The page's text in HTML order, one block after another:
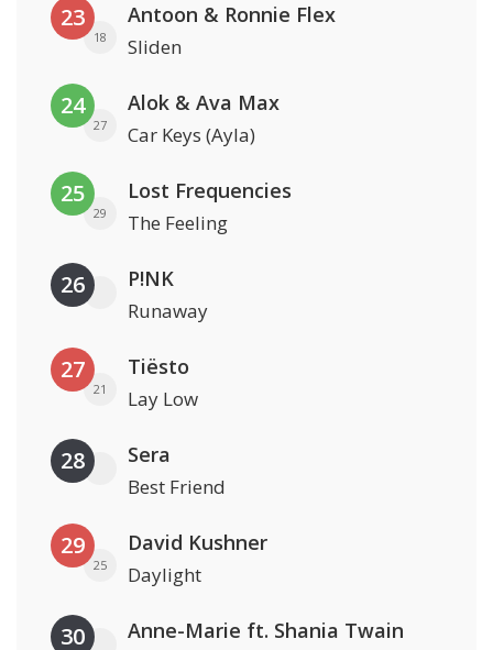
23
18
Antoon & Ronnie Flex
Sliden
24
27
Alok & Ava Max
Car Keys (Ayla)
25
29
Lost Frequencies
The Feeling
26 P!NK
Runaway
27
21
Tiësto
Lay Low
28 Sera
Best Friend
29
25
David Kushner
Daylight
30 Anne-Marie ft. Shania Twain